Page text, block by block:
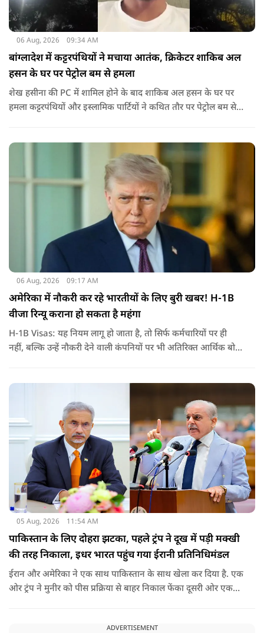
06 Aug, 2026 09:34 AM
बांग्लादेश में कट्टरपंथियों ने मचाया आतंक, क्रिकेटर शाकिब अल
हसन के घर पर पेट्रोल बम से हमला
शेख हसीना की PC में शामिल होने के बाद शाकिब अल हसन के घर पर
हमला कट्टरपंथियों और इस्लामिक पार्टियों ने कथित तौर पर पेट्रोल बम से
जरिए संबोधन दिया था.
06 Aug, 2026 09:17 AM
अमेरिका में नौकरी कर रहे भारतीयों के लिए बुरी खबर! H-1B
वीजा रिन्यू कराना हो सकता है महंगा
H-1B Visas: यह नियम लागू हो जाता है, तो सिर्फ कर्मचारियों पर ही
नहीं, बल्कि उन्हें नौकरी देने वाली कंपनियों पर भी अतिरिक्त आर्थिक बोझ
वीजा का समय-समय पर नवीनीकरण कराते हैं.
05 Aug, 2026 11:54 AM
पाकिस्तान के लिए दोहरा झटका, पहले ट्रंप ने दूख में पड़ी मक्खी
की तरह निकाला, इधर भारत पहुंच गया ईरानी प्रतिनिधिमंडल
ईरान और अमेरिका ने एक साथ पाकिस्तान के साथ खेला कर दिया है. एक
ओर ट्रंप ने मुनीर को पीस प्रक्रिया से बाहर निकाल फेंका दूसरी ओर एक
ADVERTISEMENT